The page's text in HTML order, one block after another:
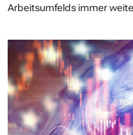
Arbeitsumfelds immer